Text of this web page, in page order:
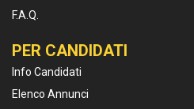
F.A.Q.
PER CANDIDATI
Info Candidati
Elenco Annunci